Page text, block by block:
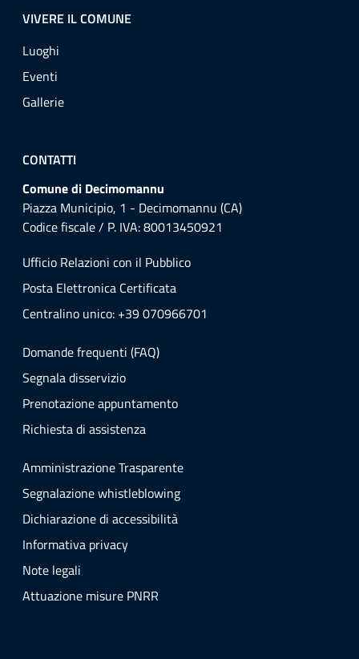
VIVERE IL COMUNE
Luoghi
Eventi
Gallerie
CONTATTI
Comune di Decimomannu
Piazza Municipio, 1 - Decimomannu (CA)
Codice fiscale / P. IVA: 80013450921
Ufficio Relazioni con il Pubblico
Posta Elettronica Certificata
Centralino unico: +39 070966701
Domande frequenti (FAQ)
Segnala disservizio
Prenotazione appuntamento
Richiesta di assistenza
Amministrazione Trasparente
Segnalazione whistleblowing
Dichiarazione di accessibilità
Informativa privacy
Note legali
Attuazione misure PNRR